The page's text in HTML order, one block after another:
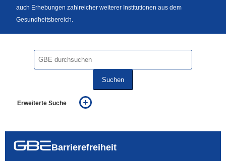
auch Erhebungen zahlreicher weiterer Institutionen aus dem
Gesundheitsbereich.
Suchen
Erweiterte Suche
auch in allen Texten suchen (Volltextsuche)
Barrierefreiheit